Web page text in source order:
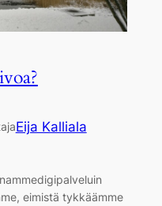
Eija Kalliala
eimistä tykkäämme